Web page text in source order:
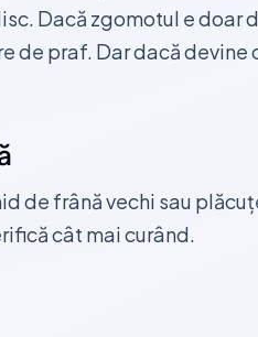
Dacă zgomotul e doar
praf. Dar dacă devine
de frână vechi sau
cât mai curând.